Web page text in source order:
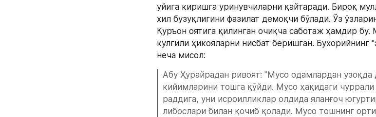
уйига киришга уринувчиларни қайтаради. Бироқ
хил бузуқлигини фазилат демоқчи бўлади. Ўз
Қуръон оятига қилинган очиқча саботаж ҳамдир бу.
кулгили ҳикояларни нисбат беришган. Бухорийнинг
неча мисол:
Абу Ҳурайрадан ривоят: "Мусо одамлардан узоқда
кийимларини тошга қўйди. Мусо ҳақидаги чуррали
раддига, уни исроилликлар олдида яланғоч
либослари билан қочиб қолади. Мусо тошнинг